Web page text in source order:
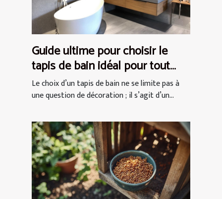
Guide ultime pour choisir le
tapis de bain idéal pour tout
espace
Le choix d’un tapis de bain ne se limite pas à
une question de décoration ; il s’agit d’un...